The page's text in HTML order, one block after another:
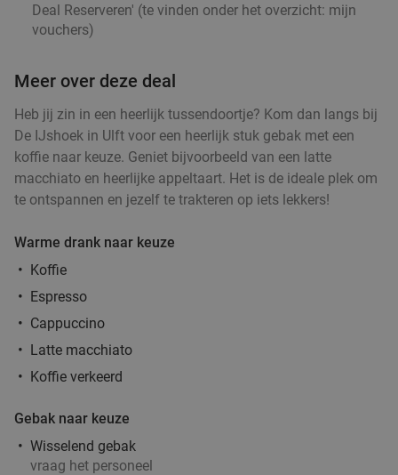
Deal Reserveren' (te vinden onder het overzicht: mijn
vouchers)
Meer over deze deal
Heb jij zin in een heerlijk tussendoortje? Kom dan langs bij
De IJshoek in Ulft voor een heerlijk stuk gebak met een
koffie naar keuze. Geniet bijvoorbeeld van een latte
macchiato en heerlijke appeltaart. Het is de ideale plek om
te ontspannen en jezelf te trakteren op iets lekkers!
Warme drank naar keuze
Koffie
Espresso
Cappuccino
Latte macchiato
Koffie verkeerd
Gebak naar keuze
Wisselend gebak
vraag het personeel